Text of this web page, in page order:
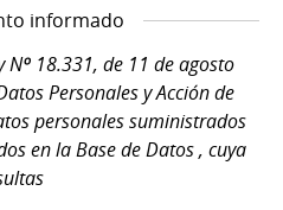
informado
18.331, de 11 de agosto
Personales y Acción de
personales suministrados
en la Base de Datos , cuya